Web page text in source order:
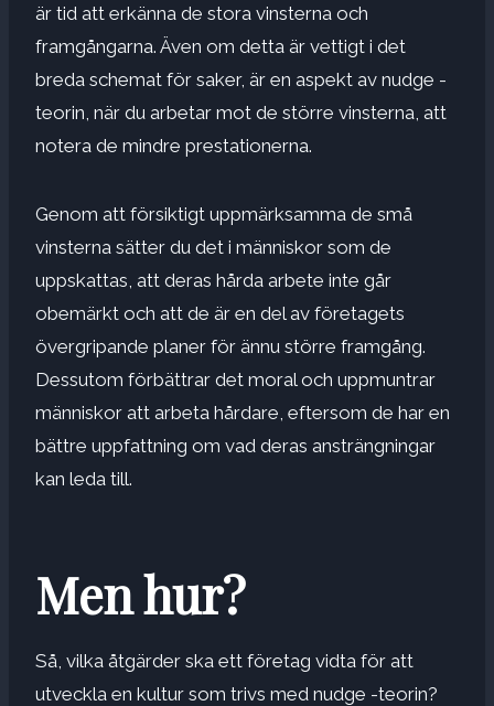
är tid att erkänna de stora vinsterna och
framgångarna. Även om detta är vettigt i det
breda schemat för saker, är en aspekt av nudge -
teorin, när du arbetar mot de större vinsterna, att
notera de mindre prestationerna.
Genom att försiktigt uppmärksamma de små
vinsterna sätter du det i människor som de
uppskattas, att deras hårda arbete inte går
obemärkt och att de är en del av företagets
övergripande planer för ännu större framgång.
Dessutom förbättrar det moral och uppmuntrar
människor att arbeta hårdare, eftersom de har en
bättre uppfattning om vad deras ansträngningar
kan leda till.
Men hur?
Så, vilka åtgärder ska ett företag vidta för att
utveckla en kultur som trivs med nudge -teorin?